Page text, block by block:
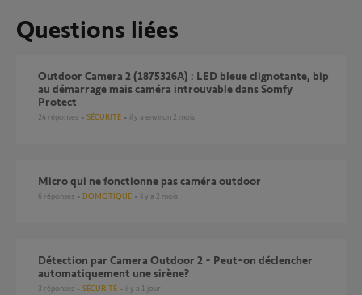
Questions liées
Outdoor Camera 2 (1875326A) : LED bleue clignotante, bip
au démarrage mais caméra introuvable dans Somfy
Protect
24 réponses SÉCURITÉ il y a environ 2 mois
Micro qui ne fonctionne pas caméra outdoor
6 réponses DOMOTIQUE il y a 2 mois
Détection par Camera Outdoor 2 - Peut-on déclencher
automatiquement une sirène?
3 réponses SÉCURITÉ il y a 1 jour